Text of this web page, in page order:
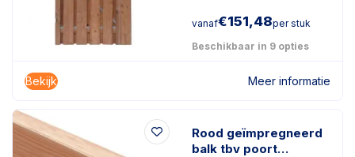
vanaf€151,48per stuk
Beschikbaar in 9 opties
Bekijk Meer informatie
Rood geïmpregneerd
balk tbv poort